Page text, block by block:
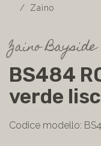
Zaino
Zaino Bayside
BS484
verde
Codice modello: